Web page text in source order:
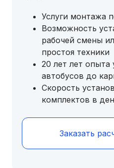
Услуги монтажа
Возможность
рабочей смены
простоя техники
20 лет лет опыта
автобусов до
Скорость
комплектов в
Заказать